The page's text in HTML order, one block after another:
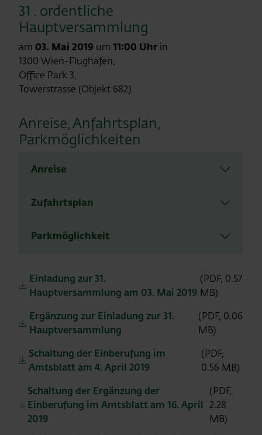
31 . ordentliche
Hauptversammlung
am 03. Mai 2019 um 11:00 Uhr in
1300 Wien-Flughafen,
Office Park 3,
Towerstrasse (Objekt 682)
Anreise, Anfahrtsplan,
Parkmöglichkeiten
Anreise
Zufahrtsplan
Parkmöglichkeit
Einladung zur 31.
Hauptversammlung am 03. Mai 2019
(PDF, 0.57
MB)
Ergänzung zur Einladung zur 31.
Hauptversammlung
(PDF, 0.06
MB)
Schaltung der Einberufung im
Amtsblatt am 4. April 2019
(PDF,
0.56 MB)
Schaltung der Ergänzung der
Einberufung im Amtsblatt am 16. April
2019
(PDF,
2.28
MB)